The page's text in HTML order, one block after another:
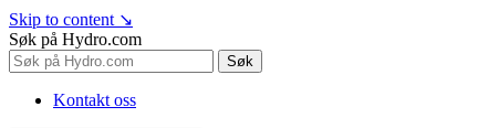
Skip to content ↘
Søk på Hydro.com
Søk
Kontakt oss